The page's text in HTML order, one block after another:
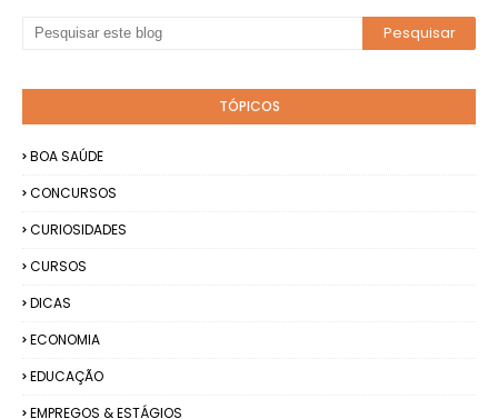
TÓPICOS
BOA SAÚDE
CONCURSOS
CURIOSIDADES
CURSOS
DICAS
ECONOMIA
EDUCAÇÃO
EMPREGOS & ESTÁGIOS